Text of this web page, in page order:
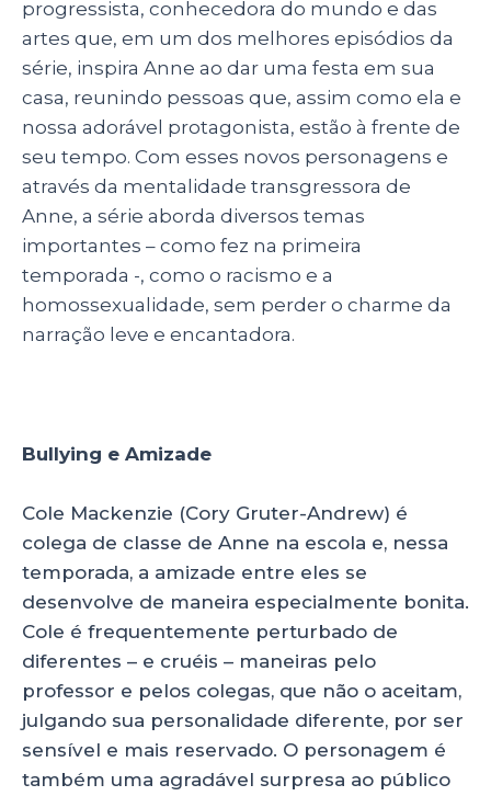
progressista, conhecedora do mundo e das
artes que, em um dos melhores episódios da
série, inspira Anne ao dar uma festa em sua
casa, reunindo pessoas que, assim como ela e
nossa adorável protagonista, estão à frente de
seu tempo. Com esses novos personagens e
através da mentalidade transgressora de
Anne, a série aborda diversos temas
importantes – como fez na primeira
temporada -, como o racismo e a
homossexualidade, sem perder o charme da
narração leve e encantadora.
Bullying e Amizade
Cole Mackenzie (Cory Gruter-Andrew) é
colega de classe de Anne na escola e, nessa
temporada, a amizade entre eles se
desenvolve de maneira especialmente bonita.
Cole é frequentemente perturbado de
diferentes – e cruéis – maneiras pelo
professor e pelos colegas, que não o aceitam,
julgando sua personalidade diferente, por ser
sensível e mais reservado. O personagem é
também uma agradável surpresa ao público